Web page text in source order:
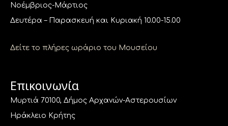
Νοέμβριος-Μάρτιος
Δευτέρα – Παρασκευή και Κυριακή 10.00-15.00
Δείτε το πλήρες ωράριο του Μουσείου
Επικοινωνία
Μυρτιά 70100, Δήμος Αρχανών-Αστερουσίων
Ηράκλειο Κρήτης